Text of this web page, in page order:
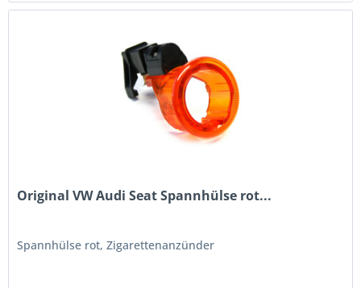
Original VW Audi Seat Spannhülse rot...
Spannhülse rot, Zigarettenanzünder